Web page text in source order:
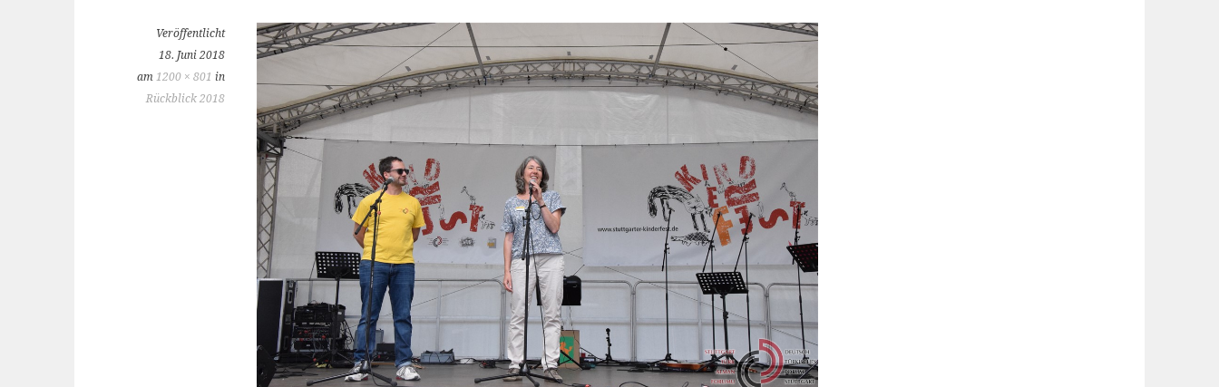
Veröffentlicht
18. Juni 2018
am 1200 × 801 in
Rückblick 2018